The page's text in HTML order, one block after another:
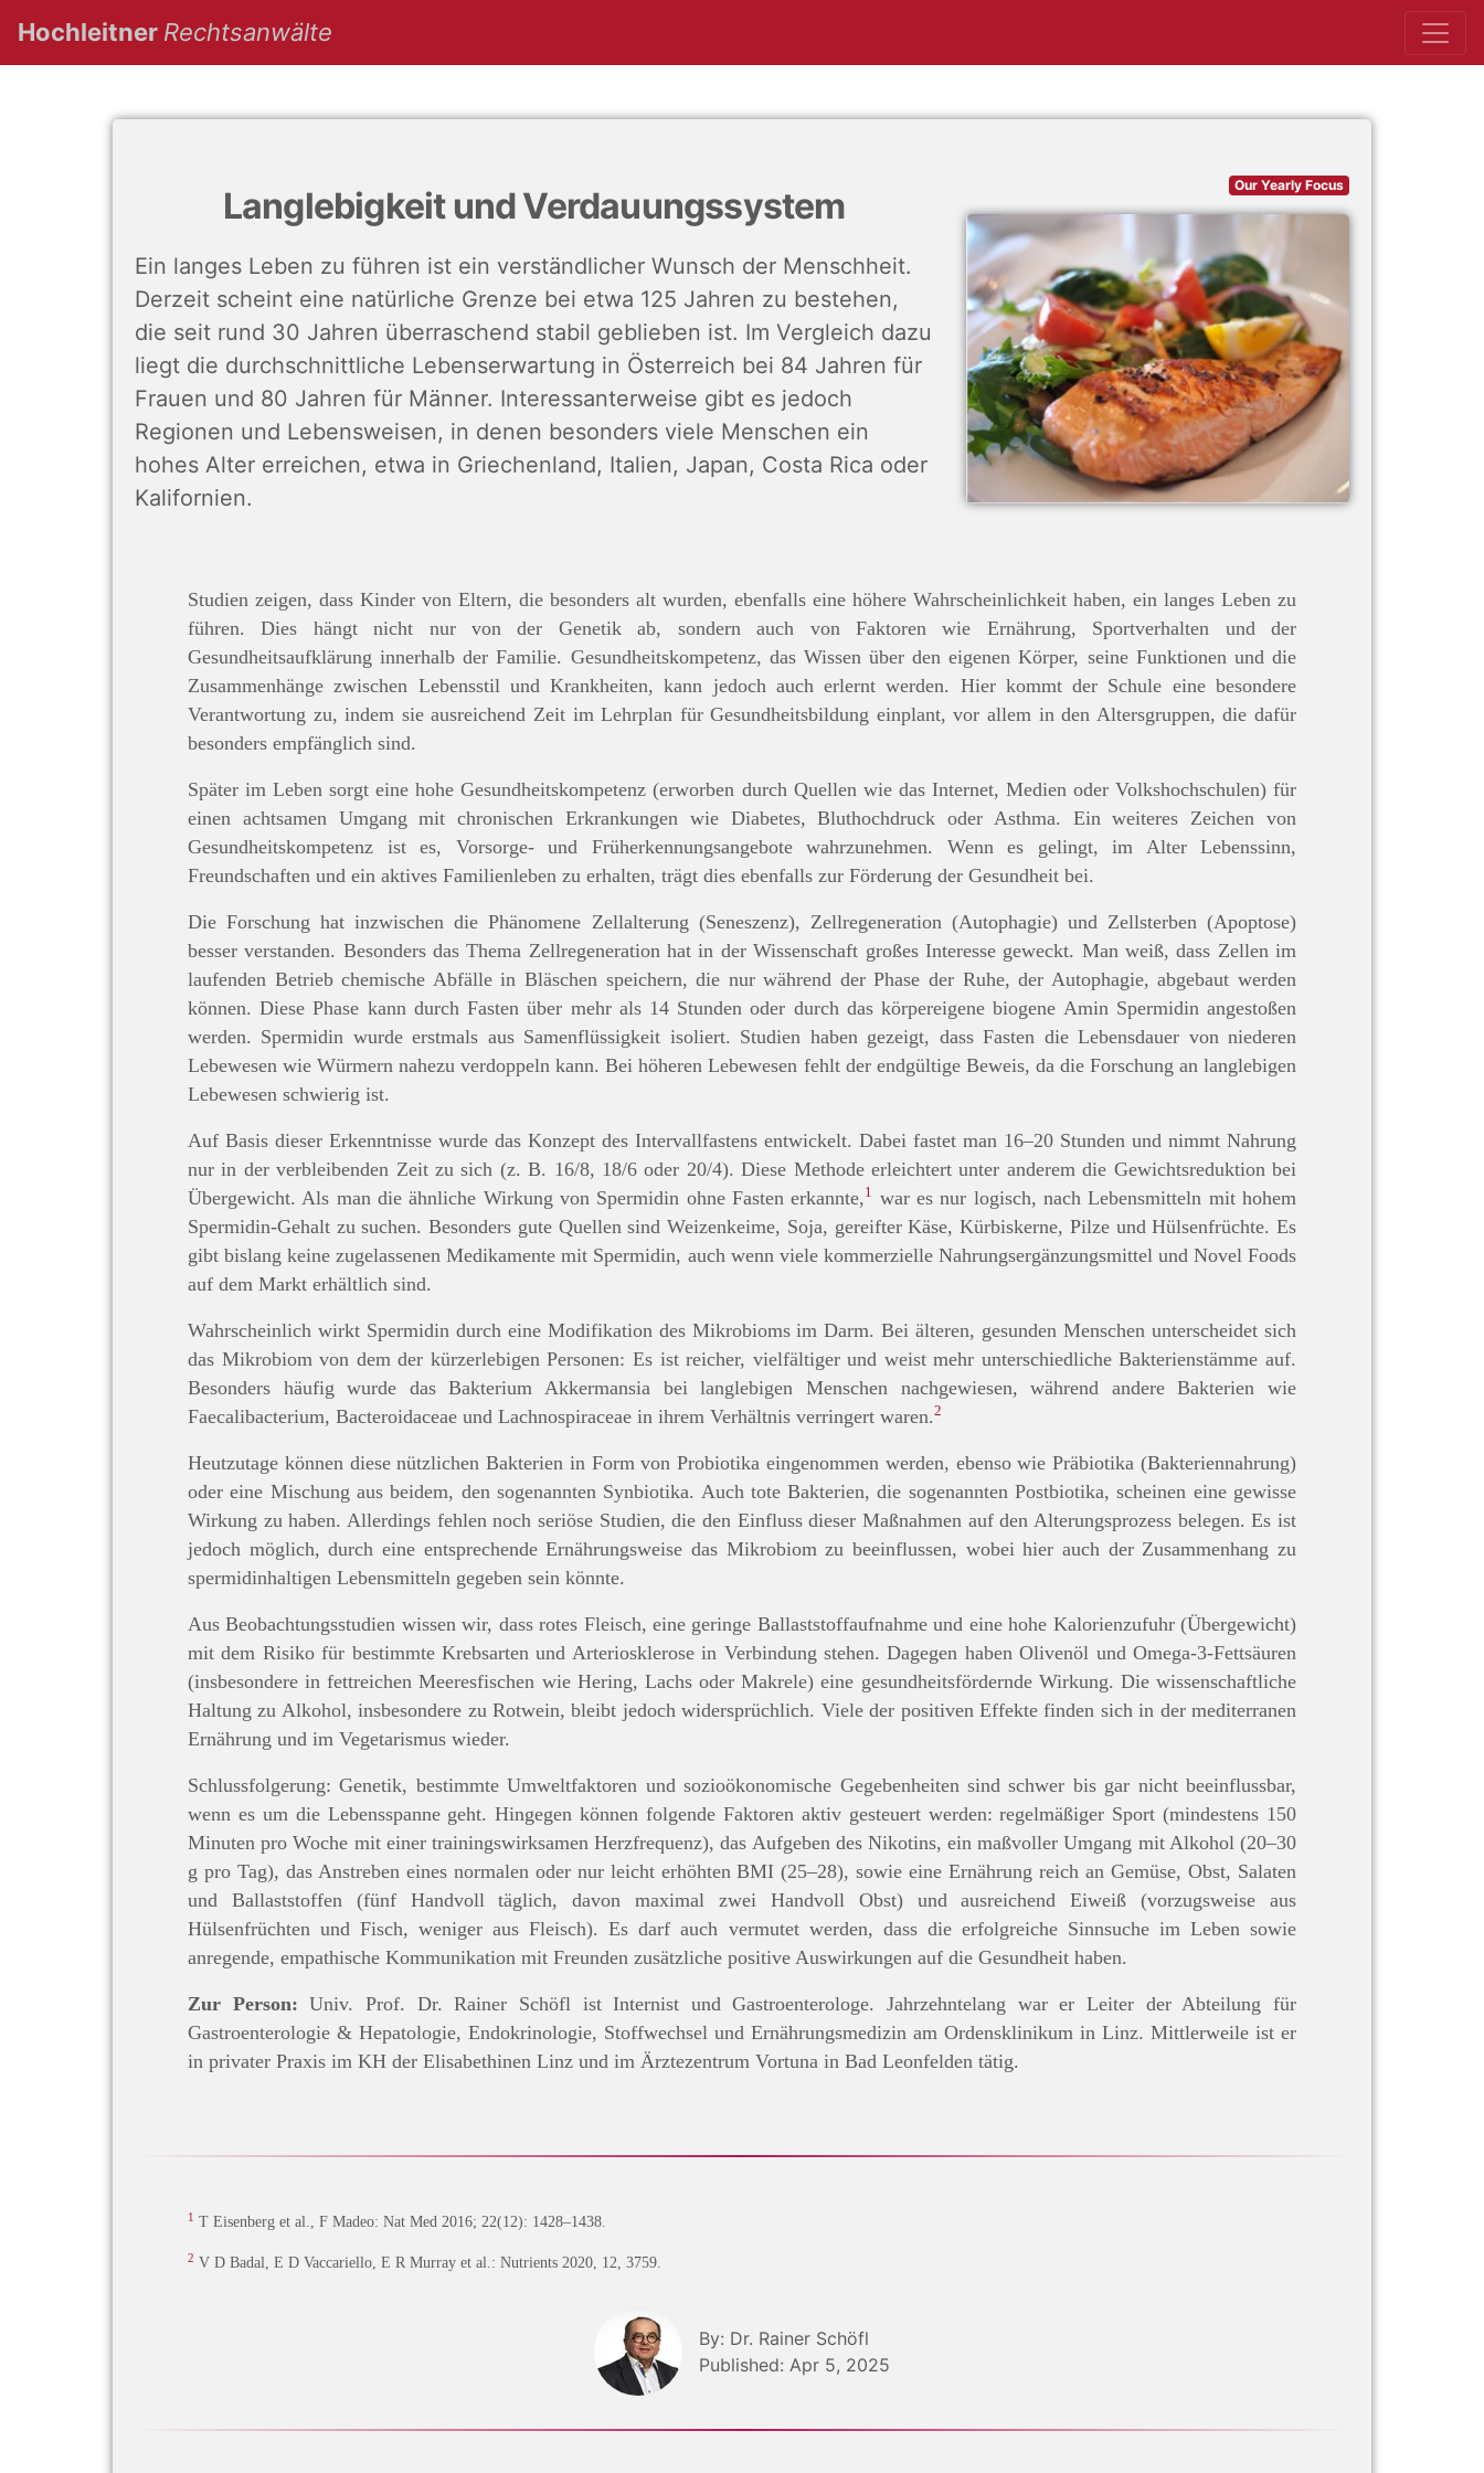
Hochleitner Rechtsanwälte
Langlebigkeit und Verdauungssystem
Ein langes Leben zu führen ist ein verständlicher Wunsch der Menschheit.
Derzeit scheint eine natürliche Grenze bei etwa 125 Jahren zu bestehen,
die seit rund 30 Jahren überraschend stabil geblieben ist. Im Vergleich dazu
liegt die durchschnittliche Lebenserwartung in Österreich bei 84 Jahren für
Frauen und 80 Jahren für Männer. Interessanterweise gibt es jedoch
Regionen und Lebensweisen, in denen besonders viele Menschen ein
hohes Alter erreichen, etwa in Griechenland, Italien, Japan, Costa Rica oder
Kalifornien.
Our Yearly Focus
Studien zeigen, dass Kinder von Eltern, die besonders alt wurden, ebenfalls eine höhere Wahrscheinlichkeit haben, ein langes Leben zu
führen. Dies hängt nicht nur von der Genetik ab, sondern auch von Faktoren wie Ernährung, Sportverhalten und der
Gesundheitsaufklärung innerhalb der Familie. Gesundheitskompetenz, das Wissen über den eigenen Körper, seine Funktionen und die
Zusammenhänge zwischen Lebensstil und Krankheiten, kann jedoch auch erlernt werden. Hier kommt der Schule eine besondere
Verantwortung zu, indem sie ausreichend Zeit im Lehrplan für Gesundheitsbildung einplant, vor allem in den Altersgruppen, die dafür
besonders empfänglich sind.
Später im Leben sorgt eine hohe Gesundheitskompetenz (erworben durch Quellen wie das Internet, Medien oder Volkshochschulen) für
einen achtsamen Umgang mit chronischen Erkrankungen wie Diabetes, Bluthochdruck oder Asthma. Ein weiteres Zeichen von
Gesundheitskompetenz ist es, Vorsorge- und Früherkennungsangebote wahrzunehmen. Wenn es gelingt, im Alter Lebenssinn,
Freundschaften und ein aktives Familienleben zu erhalten, trägt dies ebenfalls zur Förderung der Gesundheit bei.
Die Forschung hat inzwischen die Phänomene Zellalterung (Seneszenz), Zellregeneration (Autophagie) und Zellsterben (Apoptose)
besser verstanden. Besonders das Thema Zellregeneration hat in der Wissenschaft großes Interesse geweckt. Man weiß, dass Zellen im
laufenden Betrieb chemische Abfälle in Bläschen speichern, die nur während der Phase der Ruhe, der Autophagie, abgebaut werden
können. Diese Phase kann durch Fasten über mehr als 14 Stunden oder durch das körpereigene biogene Amin Spermidin angestoßen
werden. Spermidin wurde erstmals aus Samenflüssigkeit isoliert. Studien haben gezeigt, dass Fasten die Lebensdauer von niederen
Lebewesen wie Würmern nahezu verdoppeln kann. Bei höheren Lebewesen fehlt der endgültige Beweis, da die Forschung an langlebigen
Lebewesen schwierig ist.
Auf Basis dieser Erkenntnisse wurde das Konzept des Intervallfastens entwickelt. Dabei fastet man 16–20 Stunden und nimmt Nahrung
nur in der verbleibenden Zeit zu sich (z. B. 16/8, 18/6 oder 20/4). Diese Methode erleichtert unter anderem die Gewichtsreduktion bei
Übergewicht. Als man die ähnliche Wirkung von Spermidin ohne Fasten erkannte,1 war es nur logisch, nach Lebensmitteln mit hohem
Spermidin-Gehalt zu suchen. Besonders gute Quellen sind Weizenkeime, Soja, gereifter Käse, Kürbiskerne, Pilze und Hülsenfrüchte. Es
gibt bislang keine zugelassenen Medikamente mit Spermidin, auch wenn viele kommerzielle Nahrungsergänzungsmittel und Novel Foods
auf dem Markt erhältlich sind.
Wahrscheinlich wirkt Spermidin durch eine Modifikation des Mikrobioms im Darm. Bei älteren, gesunden Menschen unterscheidet sich
das Mikrobiom von dem der kürzerlebigen Personen: Es ist reicher, vielfältiger und weist mehr unterschiedliche Bakterienstämme auf.
Besonders häufig wurde das Bakterium Akkermansia bei langlebigen Menschen nachgewiesen, während andere Bakterien wie
Faecalibacterium, Bacteroidaceae und Lachnospiraceae in ihrem Verhältnis verringert waren.2
Heutzutage können diese nützlichen Bakterien in Form von Probiotika eingenommen werden, ebenso wie Präbiotika (Bakteriennahrung)
oder eine Mischung aus beidem, den sogenannten Synbiotika. Auch tote Bakterien, die sogenannten Postbiotika, scheinen eine gewisse
Wirkung zu haben. Allerdings fehlen noch seriöse Studien, die den Einfluss dieser Maßnahmen auf den Alterungsprozess belegen. Es ist
jedoch möglich, durch eine entsprechende Ernährungsweise das Mikrobiom zu beeinflussen, wobei hier auch der Zusammenhang zu
spermidinhaltigen Lebensmitteln gegeben sein könnte.
Aus Beobachtungsstudien wissen wir, dass rotes Fleisch, eine geringe Ballaststoffaufnahme und eine hohe Kalorienzufuhr (Übergewicht)
mit dem Risiko für bestimmte Krebsarten und Arteriosklerose in Verbindung stehen. Dagegen haben Olivenöl und Omega-3-Fettsäuren
(insbesondere in fettreichen Meeresfischen wie Hering, Lachs oder Makrele) eine gesundheitsfördernde Wirkung. Die wissenschaftliche
Haltung zu Alkohol, insbesondere zu Rotwein, bleibt jedoch widersprüchlich. Viele der positiven Effekte finden sich in der mediterranen
Ernährung und im Vegetarismus wieder.
Schlussfolgerung: Genetik, bestimmte Umweltfaktoren und sozioökonomische Gegebenheiten sind schwer bis gar nicht beeinflussbar,
wenn es um die Lebensspanne geht. Hingegen können folgende Faktoren aktiv gesteuert werden: regelmäßiger Sport (mindestens 150
Minuten pro Woche mit einer trainingswirksamen Herzfrequenz), das Aufgeben des Nikotins, ein maßvoller Umgang mit Alkohol (20–30
g pro Tag), das Anstreben eines normalen oder nur leicht erhöhten BMI (25–28), sowie eine Ernährung reich an Gemüse, Obst, Salaten
und Ballaststoffen (fünf Handvoll täglich, davon maximal zwei Handvoll Obst) und ausreichend Eiweiß (vorzugsweise aus
Hülsenfrüchten und Fisch, weniger aus Fleisch). Es darf auch vermutet werden, dass die erfolgreiche Sinnsuche im Leben sowie
anregende, empathische Kommunikation mit Freunden zusätzliche positive Auswirkungen auf die Gesundheit haben.
Zur Person:Univ. Prof. Dr. Rainer Schöfl ist Internist und Gastroenterologe. Jahrzehntelang war er Leiter der Abteilung für
Gastroenterologie & Hepatologie, Endokrinologie, Stoffwechsel und Ernährungsmedizin am Ordensklinikum in Linz. Mittlerweile ist er
in privater Praxis im KH der Elisabethinen Linz und im Ärztezentrum Vortuna in Bad Leonfelden tätig.
1 T Eisenberg et al., F Madeo: Nat Med 2016; 22(12): 1428–1438.
2 V D Badal, E D Vaccariello, E R Murray et al.: Nutrients 2020, 12, 3759.
By: Dr. Rainer Schöfl
Published: Apr 5, 2025